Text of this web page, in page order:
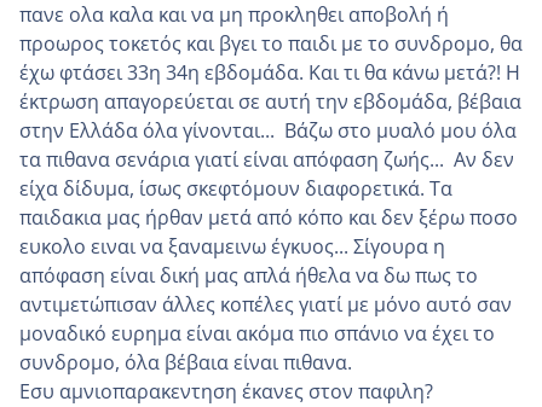
πανε ολα καλα και να μη προκληθει αποβολή ή
προωρος τοκετός και βγει το παιδι με το συνδρομο, θα
έχω φτάσει 33η 34η εβδομάδα. Και τι θα κάνω μετά?! Η
έκτρωση απαγορεύεται σε αυτή την εβδομάδα, βέβαια
στην Ελλάδα όλα γίνονται... Βάζω στο μυαλό μου όλα
τα πιθανα σενάρια γιατί είναι απόφαση ζωής... Αν δεν
είχα δίδυμα, ίσως σκεφτόμουν διαφορετικά. Τα
παιδακια μας ήρθαν μετά από κόπο και δεν ξέρω ποσο
ευκολο ειναι να ξαναμεινω έγκυος... Σίγουρα η
απόφαση είναι δική μας απλά ήθελα να δω πως το
αντιμετώπισαν άλλες κοπέλες γιατί με μόνο αυτό σαν
μοναδικό ευρημα είναι ακόμα πιο σπάνιο να έχει το
συνδρομο, όλα βέβαια είναι πιθανα.
Εσυ αμνιοπαρακεντηση έκανες στον παφιλη?